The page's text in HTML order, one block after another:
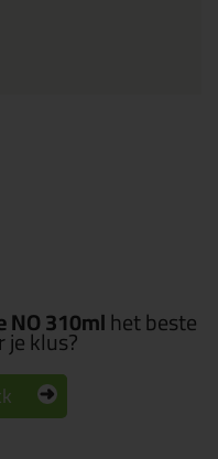
NO 310mlhet beste
klus?